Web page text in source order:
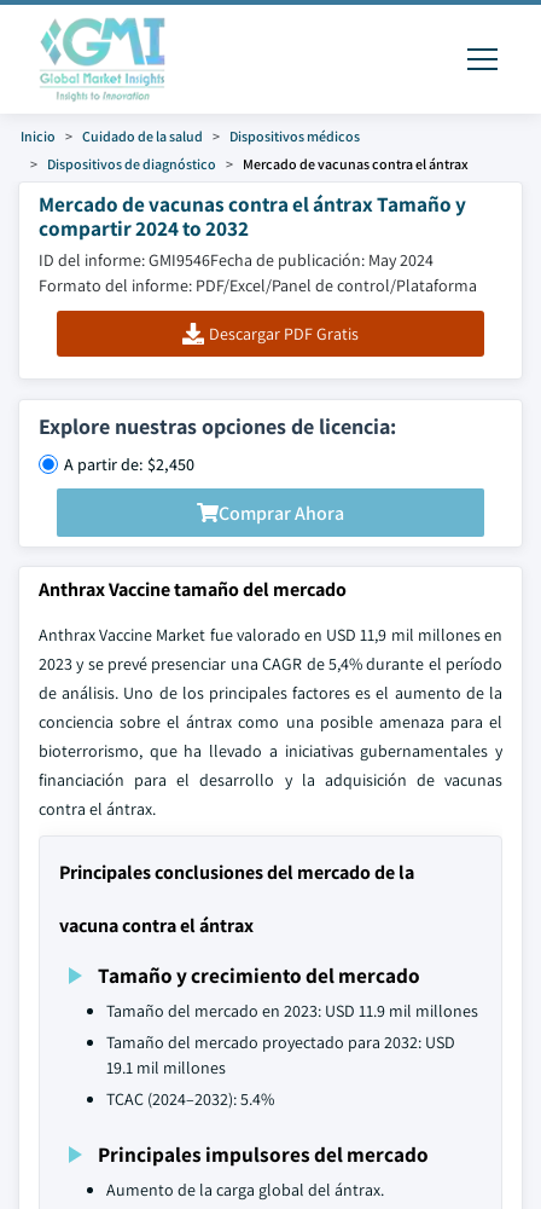
Inicio Cuidado de la salud
Dispositivos médicos
Dispositivos de diagnóstico
Mercado de vacunas contra el ántrax
Mercado de vacunas contra el ántrax Tamaño y
compartir 2024 to 2032
ID del informe: GMI9546Fecha de publicación: May 2024
Formato del informe: PDF/Excel/Panel de control/Plataforma
Descargar PDF Gratis
Explore nuestras opciones de licencia:
A partir de: $2,450
Comprar Ahora
Anthrax Vaccine tamaño del mercado
Anthrax Vaccine Market fue valorado en USD 11,9 mil millones en
2023 y se prevé presenciar una CAGR de 5,4% durante el período
de análisis. Uno de los principales factores es el aumento de la
conciencia sobre el ántrax como una posible amenaza para el
bioterrorismo, que ha llevado a iniciativas gubernamentales y
financiación para el desarrollo y la adquisición de vacunas
contra el ántrax.
Principales conclusiones del mercado de la
vacuna contra el ántrax
Tamaño y crecimiento del mercado
Tamaño del mercado en 2023: USD 11.9 mil millones
Tamaño del mercado proyectado para 2032: USD
19.1 mil millones
TCAC (2024–2032): 5.4%
Principales impulsores del mercado
Aumento de la carga global del ántrax.